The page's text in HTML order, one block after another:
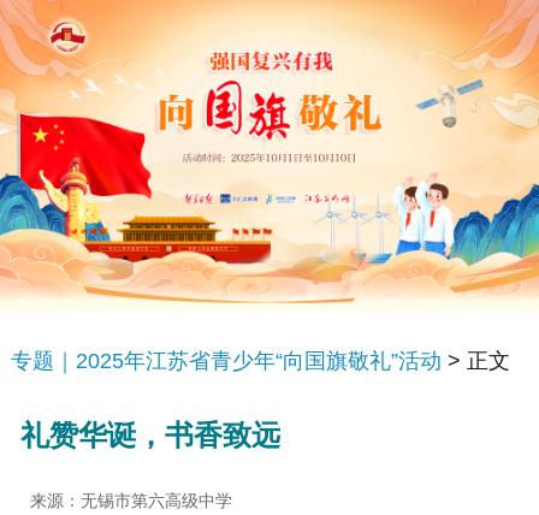
专题｜2025年江苏省青少年“向国旗敬礼”活动 > 正文
礼赞华诞，书香致远
来源：无锡市第六高级中学